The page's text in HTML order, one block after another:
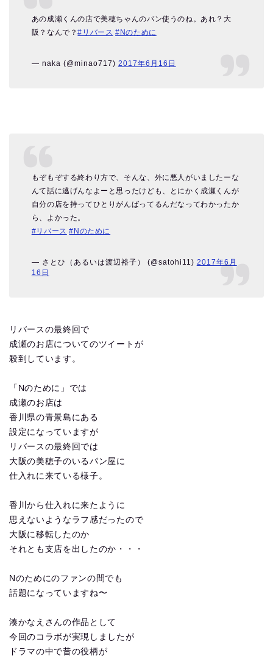
あの成瀬くんの店で美穂ちゃんのパン使うのね。あれ？大
阪？なんで？#リバース #Nのために
— naka (@minao717) 2017年6月16日
もぞもぞする終わり方で、そんな、外に悪人がいましたーな
んて話に逃げんなよーと思ったけども、とにかく成瀬くんが
自分の店を持ってひとりがんばってるんだなってわかったか
ら、よかった。
#リバース #Nのために
— さとひ（あるいは渡辺裕子） (@satohi11) 2017年6月
16日
リバースの最終回で
成瀬のお店についてのツイートが
殺到しています。
「Nのために」では
成瀬のお店は
香川県の青景島にある
設定になっていますが
リバースの最終回では
大阪の美穂子のいるパン屋に
仕入れに来ている様子。
香川から仕入れに来たように
思えないようなラフ感だったので
大阪に移転したのか
それとも支店を出したのか・・・
Nのためにのファンの間でも
話題になっていますね〜
湊かなえさんの作品として
今回のコラボが実現しましたが
ドラマの中で昔の役柄が